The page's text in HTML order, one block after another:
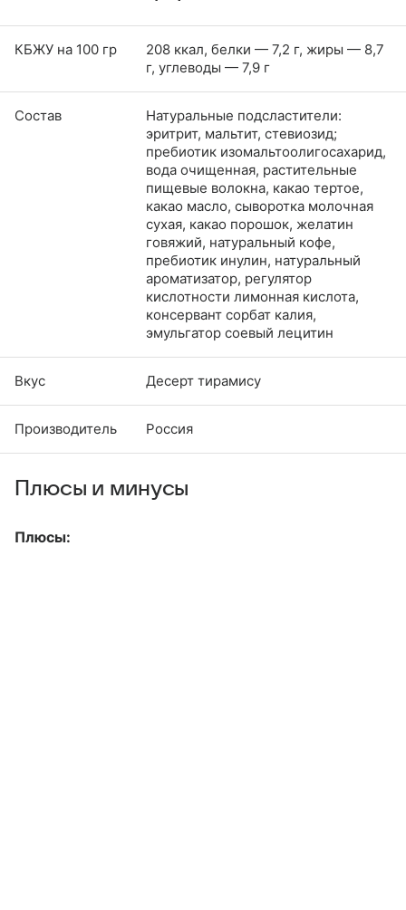
КБЖУ на 100 гр
208 ккал, белки — 7,2 г, жиры — 8,7
г, углеводы — 7,9 г
Состав
Натуральные подсластители:
эритрит, мальтит, стевиозид;
пребиотик изомальтоолигосахарид,
вода очищенная, растительные
пищевые волокна, какао тертое,
какао масло, сыворотка молочная
сухая, какао порошок, желатин
говяжий, натуральный кофе,
пребиотик инулин, натуральный
ароматизатор, регулятор
кислотности лимонная кислота,
консервант сорбат калия,
эмульгатор соевый лецитин
Вкус Десерт тирамису
Производитель Россия
Плюсы и минусы
Плюсы: